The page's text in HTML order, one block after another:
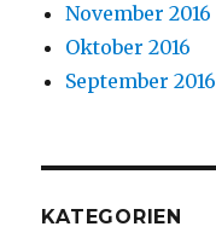
November 2016
Oktober 2016
September 2016
KATEGORIEN